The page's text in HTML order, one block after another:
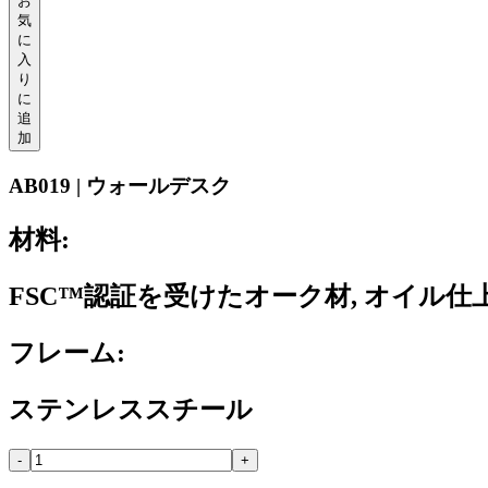
気
に
入
り
に
追
加
AB019 | ウォールデスク
材料:
FSC™認証を受けたオーク材, オイル仕
フレーム:
ステンレススチール
- +